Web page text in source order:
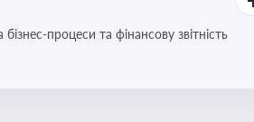
процеси та фінансову звітність